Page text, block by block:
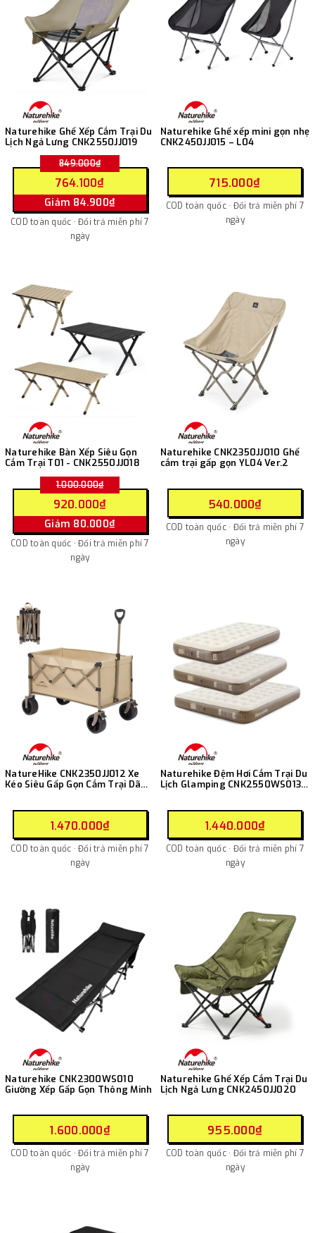
Naturehike Ghế Xếp Cắm Trại Du
Lịch Ngả Lưng CNK2550JJ019
764.100₫
849.000₫
Giảm 84.900₫
COD toàn quốc · Đổi trả miễn phí 7
ngày
Naturehike Ghế xếp mini gọn nhẹ
CNK2450JJ015 – L04
715.000₫
COD toàn quốc · Đổi trả miễn phí 7
ngày
Naturehike Bàn Xếp Siêu Gọn
Cắm Trại T01 - CNK2550JJ018
920.000₫
1.000.000₫
Giảm 80.000₫
COD toàn quốc · Đổi trả miễn phí 7
ngày
Naturehike CNK2350JJ010 Ghế
cắm trại gấp gọn YL04 Ver.2
540.000₫
COD toàn quốc · Đổi trả miễn phí 7
ngày
NatureHike CNK2350JJ012 Xe
Kéo Siêu Gấp Gọn Cắm Trại Dã
1.470.000₫
COD toàn quốc · Đổi trả miễn phí 7
ngày
Naturehike Đệm Hơi Cắm Trại Du
Lịch Glamping CNK2550WS013 (
1.440.000₫
COD toàn quốc · Đổi trả miễn phí 7
ngày
Naturehike CNK2300WS010
Giường Xếp Gấp Gọn Thông Minh
1.600.000₫
COD toàn quốc · Đổi trả miễn phí 7
ngày
Naturehike Ghế Xếp Cắm Trại Du
Lịch Ngả Lưng CNK2450JJ020
955.000₫
COD toàn quốc · Đổi trả miễn phí 7
ngày